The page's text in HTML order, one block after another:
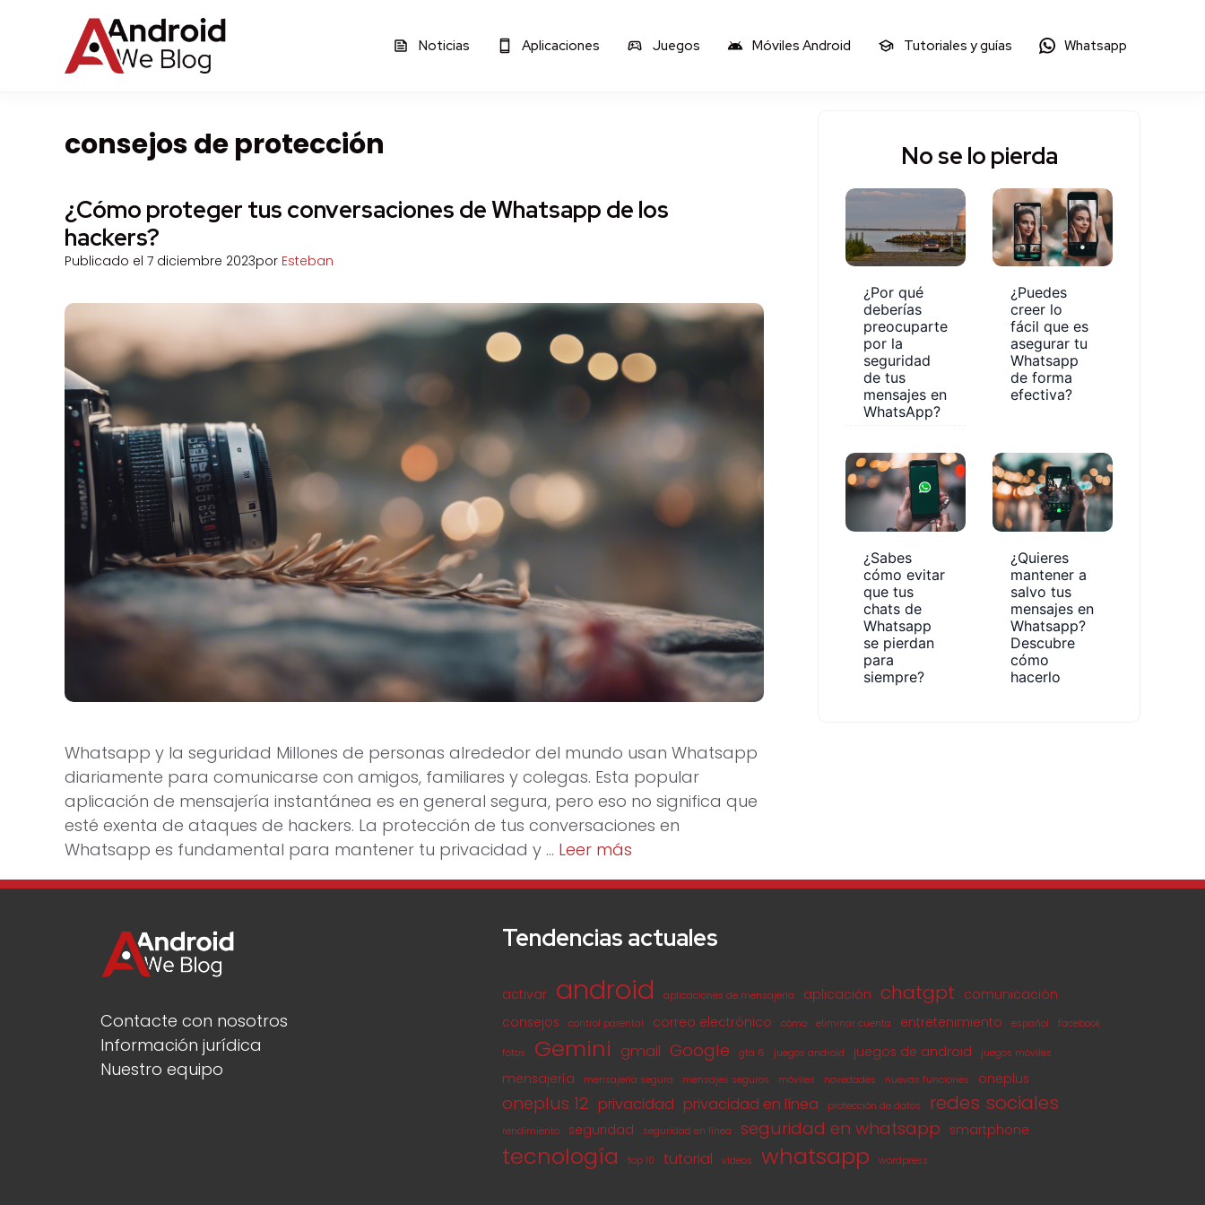
contenido
Noticias Aplicaciones Juegos Móviles Android Tutoriales y guías Whatsapp
consejos de protección
¿Cómo proteger tus conversaciones de Whatsapp de los
hackers?
Publicado el 7 diciembre 2023por Esteban
Whatsapp y la seguridad Millones de personas alrededor del mundo usan Whatsapp
diariamente para comunicarse con amigos, familiares y colegas. Esta popular
aplicación de mensajería instantánea es en general segura, pero eso no significa que
esté exenta de ataques de hackers. La protección de tus conversaciones en
Whatsapp es fundamental para mantener tu privacidad y … Leer más
No se lo pierda
¿Por qué
deberías
preocuparte
por la
seguridad
de tus
mensajes en
WhatsApp?
¿Puedes
creer lo
fácil que es
asegurar tu
Whatsapp
de forma
efectiva?
¿Sabes
cómo evitar
que tus
chats de
Whatsapp
se pierdan
para
siempre?
¿Quieres
mantener a
salvo tus
mensajes en
Whatsapp?
Descubre
cómo
hacerlo
Contacte con nosotros
Información jurídica
Nuestro equipo
Tendencias actuales
activar android aplicaciones de mensajería aplicación chatgpt
comunicación
consejos
control parental correo electrónico cómo eliminar cuenta entretenimiento español facebook
fotos Gemini gmail Google gta 6 juegos android juegos de android juegos móviles
mensajería mensajería segura mensajes seguros móviles novedades nuevas funciones oneplus
oneplus 12 privacidad privacidad en línea protección de datos redes sociales
rendimiento seguridad seguridad en línea seguridad en whatsapp smartphone
tecnología top 10 tutorial vídeos whatsapp wordpress